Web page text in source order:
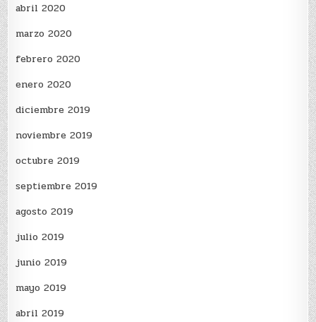
abril 2020
marzo 2020
febrero 2020
enero 2020
diciembre 2019
noviembre 2019
octubre 2019
septiembre 2019
agosto 2019
julio 2019
junio 2019
mayo 2019
abril 2019